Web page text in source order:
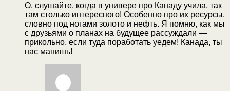
О, слушайте, когда в универе про Канаду учила, так
там столько интересного! Особенно про их ресурсы,
словно под ногами золото и нефть. Я помню, как мы
с друзьями о планах на будущее рассуждали —
прикольно, если туда поработать уедем! Канада, ты
нас манишь!